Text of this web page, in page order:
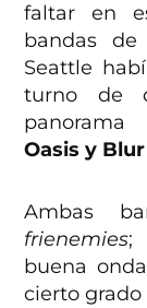
faltar en
bandas
Seattle
turno de
panorama
Oasis y
Ambas
frienemies;
buena
cierto